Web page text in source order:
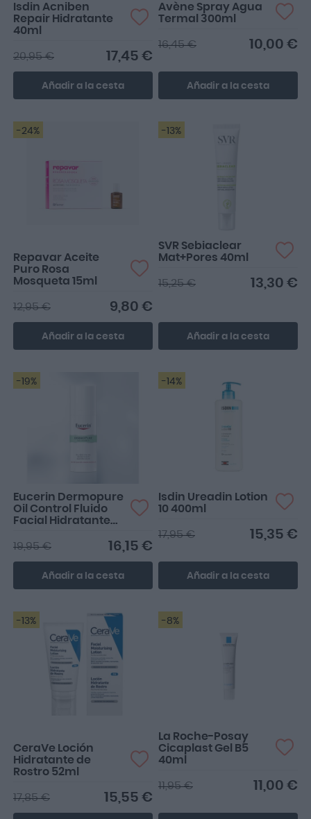
Isdin Acniben
Repair Hidratante
40ml
17,45 €
20,95 €
Añadir a la cesta
Avène Spray Agua
Termal 300ml
10,00 €
16,45 €
Añadir a la cesta
-24%
Lo uso regularmente para
evitar el uso contin...
Repavar Aceite
Puro Rosa
Mosqueta 15ml
9,80 €
12,95 €
Añadir a la cesta
-13%
SVR Sebiaclear
Mat+Pores 40ml
13,30 €
15,25 €
Añadir a la cesta
-19%
Eucerin Dermopure
Oil Control Fluido
Facial Hidratante
16,15 €
19,95 €
Añadir a la cesta
-14%
Isdin Ureadin Lotion
10 400ml
15,35 €
17,95 €
Añadir a la cesta
-13%
Loción que yo uso por la
noche y me va bastante
bien
CeraVe Loción
Hidratante de
Rostro 52ml
15,55 €
17,85 €
-8%
La Roche-Posay
Cicaplast Gel B5
40ml
11,00 €
11,95 €